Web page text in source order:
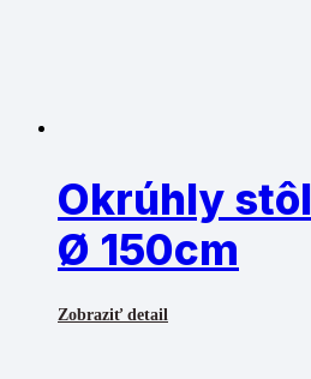
Okrúhly
Ø 150cm
Zobraziť detail